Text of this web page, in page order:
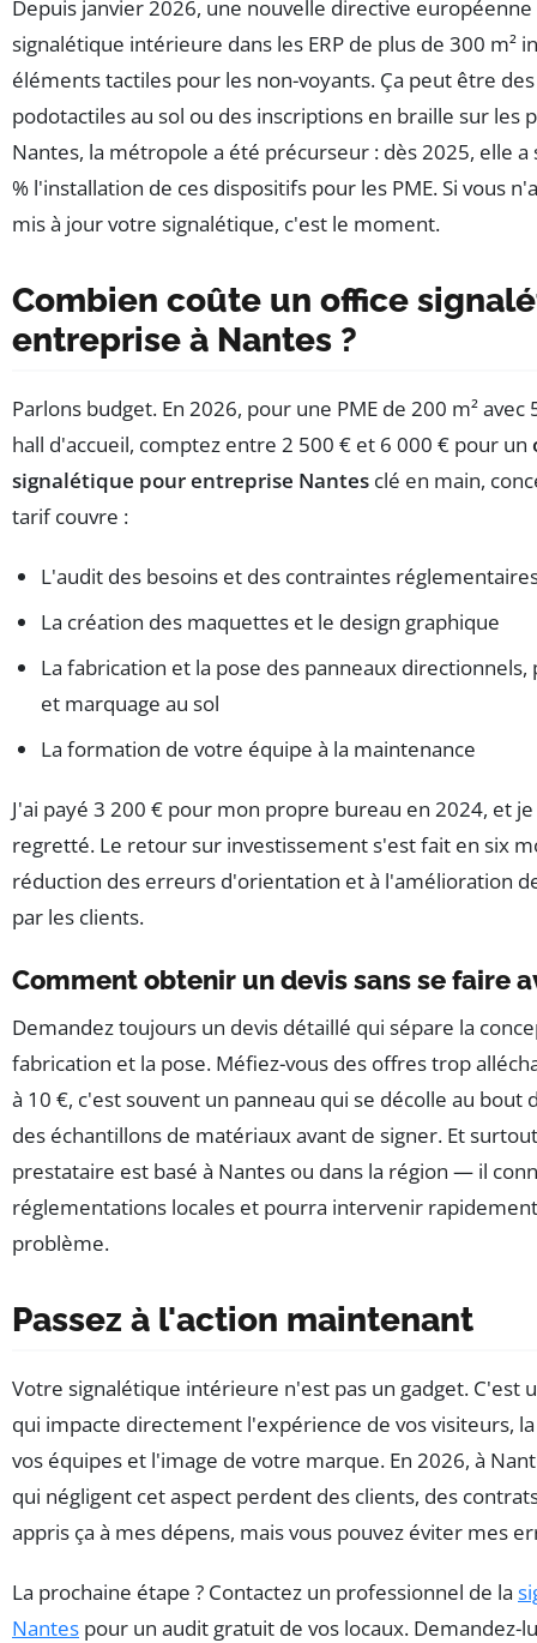
Depuis janvier 2026, une nouvelle directive
signalétique intérieure dans les ERP de plus de 300 m²
éléments tactiles pour les non-voyants. Ça peut être
podotactiles au sol ou des inscriptions en braille sur les
Nantes, la métropole a été précurseur : dès 2025, elle
% l'installation de ces dispositifs pour les PME. Si vous
mis à jour votre signalétique, c'est le moment.
Combien coûte un office
entreprise à Nantes ?
Parlons budget. En 2026, pour une PME de 200 m² avec
hall d'accueil, comptez entre 2 500 € et 6 000 € pour un
signalétique pour entreprise Nantes clé en main,
tarif couvre :
L'audit des besoins et des contraintes
La création des maquettes et le design graphique
La fabrication et la pose des panneaux
et marquage au sol
La formation de votre équipe à la maintenance
J'ai payé 3 200 € pour mon propre bureau en 2024, et
regretté. Le retour sur investissement s'est fait en six
réduction des erreurs d'orientation et à l'amélioration
par les clients.
Comment obtenir un devis sans se faire
Demandez toujours un devis détaillé qui sépare la
fabrication et la pose. Méfiez-vous des offres trop
à 10 €, c'est souvent un panneau qui se décolle au bout
des échantillons de matériaux avant de signer. Et
prestataire est basé à Nantes ou dans la région — il
réglementations locales et pourra intervenir
problème.
Passez à l'action maintenant
Votre signalétique intérieure n'est pas un gadget. C'est
qui impacte directement l'expérience de vos visiteurs,
vos équipes et l'image de votre marque. En 2026, à
qui négligent cet aspect perdent des clients, des
appris ça à mes dépens, mais vous pouvez éviter mes
La prochaine étape ? Contactez un professionnel de la
Nantes pour un audit gratuit de vos locaux. Demandez-